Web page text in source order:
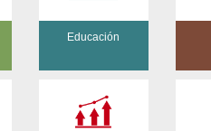
Educación